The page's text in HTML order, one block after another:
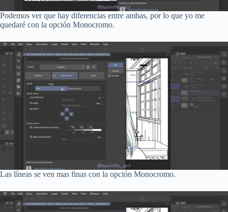
Podemos ver que hay diferencias entre ambas, por lo que yo me
quedaré con la opción Monocromo.
Las líneas se ven mas finas con la opción Monocromo.